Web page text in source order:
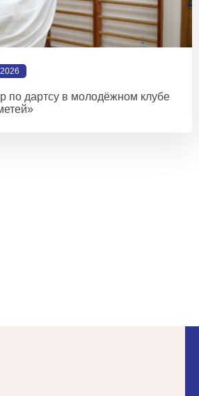
по дартсу в молодёжном клубе